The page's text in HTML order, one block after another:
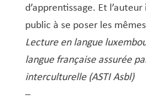
PAP QE
Shared space
d’apprentissage. Et
public à se poser les
Lecture en langue
langue française assurée
interculturelle (ASTI Asbl)
–